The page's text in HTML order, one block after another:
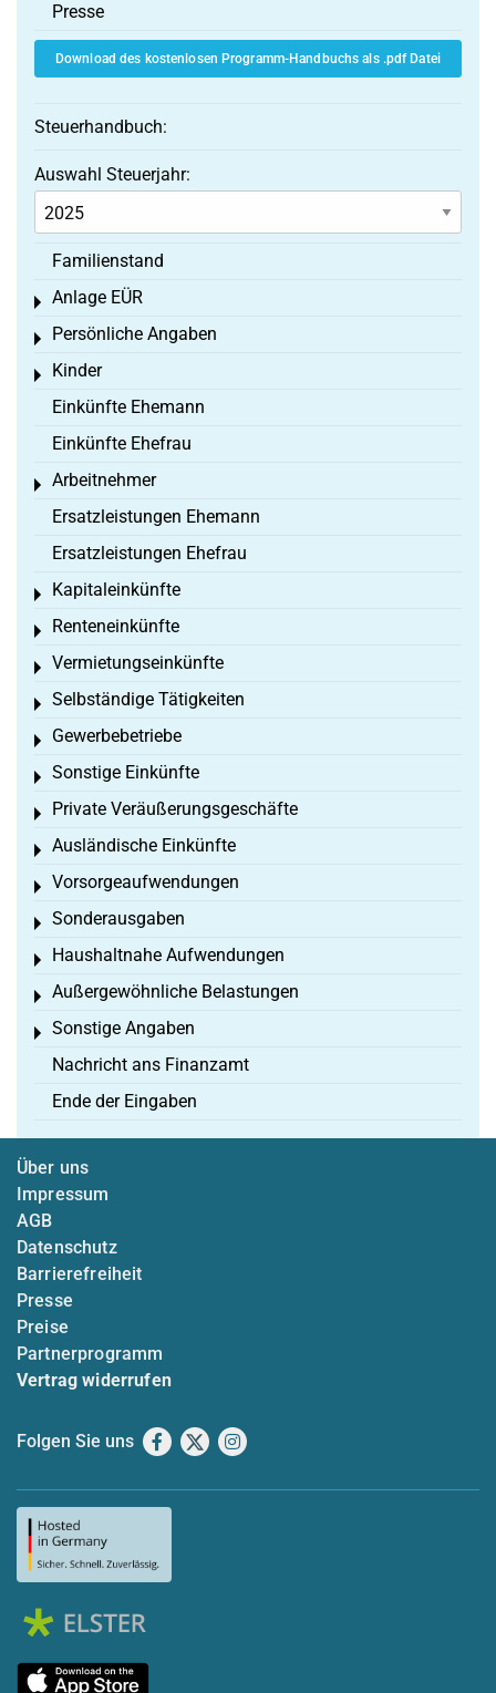
Presse
Download des kostenlosen Programm-Handbuchs als .pdf Datei
Steuerhandbuch:
Auswahl Steuerjahr:
Familienstand
Anlage EÜR
Toggle menu
Persönliche Angaben
Toggle menu
Kinder
Toggle menu
Einkünfte Ehemann
Einkünfte Ehefrau
Arbeitnehmer
Toggle menu
Ersatzleistungen Ehemann
Ersatzleistungen Ehefrau
Kapitaleinkünfte
Toggle menu
Renteneinkünfte
Toggle menu
Vermietungseinkünfte
Toggle menu
Selbständige Tätigkeiten
Toggle menu
Gewerbebetriebe
Toggle menu
Sonstige Einkünfte
Toggle menu
Private Veräußerungsgeschäfte
Toggle menu
Ausländische Einkünfte
Toggle menu
Vorsorgeaufwendungen
Toggle menu
Sonderausgaben
Toggle menu
Haushaltnahe Aufwendungen
Toggle menu
Außergewöhnliche Belastungen
Toggle menu
Sonstige Angaben
Toggle menu
Nachricht ans Finanzamt
Ende der Eingaben
Über uns
Impressum
AGB
Datenschutz
Barrierefreiheit
Presse
Preise
Partnerprogramm
Vertrag widerrufen
Folgen Sie uns Facebook
X Instagram